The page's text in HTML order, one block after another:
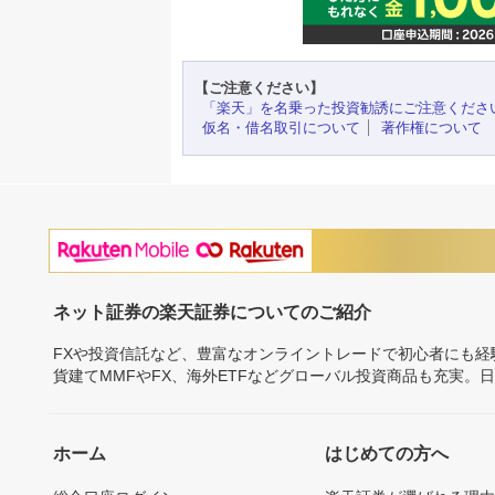
【ご注意ください】
「楽天」を名乗った投資勧誘にご注意くださ
仮名・借名取引について
著作権について
ネット証券の楽天証券についてのご紹介
FXや投資信託など、豊富なオンライントレードで初心者にも
貨建てMMFやFX、海外ETFなどグローバル投資商品も充実。
ホーム はじめての方へ